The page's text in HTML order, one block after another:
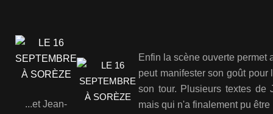
...et Jean-
Enfin la scène ouverte permet
peut manifester son goût
son tour. Plusieurs textes de
mais qui n'a finalement pu